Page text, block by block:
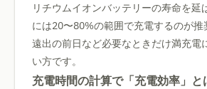
リチウムイオンバッテリーの寿命を延
には20〜80%の範囲で充電するのが推
遠出の前日など必要なときだけ満充電
い方です。
充電時間の計算で「充電効率」と